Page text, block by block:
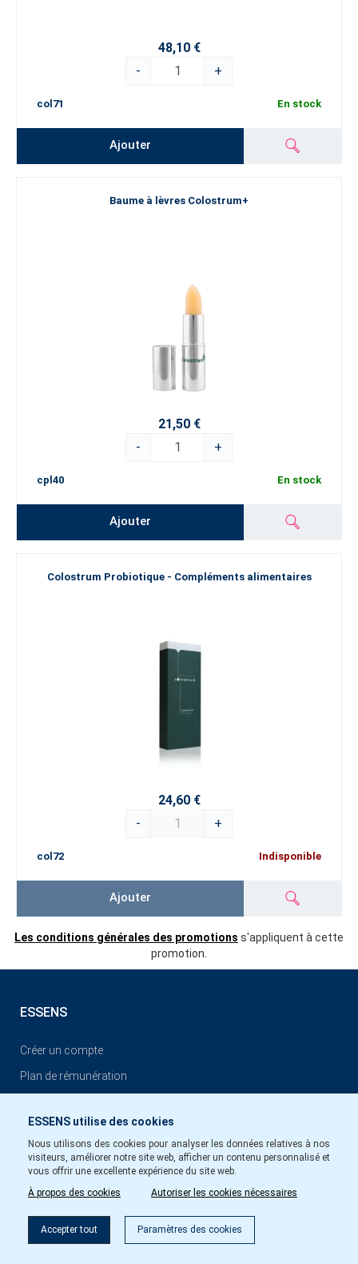
48,10 €
-
+
col71 En stock
Ajouter
Baume à lèvres Colostrum+
21,50 €
-
+
cpl40 En stock
Ajouter
Colostrum Probiotique - Compléments alimentaires
24,60 €
-
+
col72 Indisponible
Ajouter
Les conditions générales des promotions s'appliquent à cette
promotion.
ESSENS utilise des cookies
Nous utilisons des cookies pour analyser les données relatives à nos
visiteurs, améliorer notre site web, afficher un contenu personnalisé et
vous offrir une excellente expérience du site web.
À propos des cookies
Autoriser les cookies nécessaires
Accepter tout Paramètres des cookies
ESSENS
Créer un compte
Plan de rémunération
CONDITIONS GÉNÉRALES
Les conditions générales de l’appartenance au Club ESSENS
COORDONNÉES